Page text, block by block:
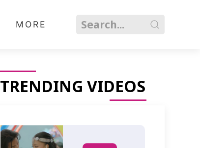
MORE
TRENDING VIDEOS